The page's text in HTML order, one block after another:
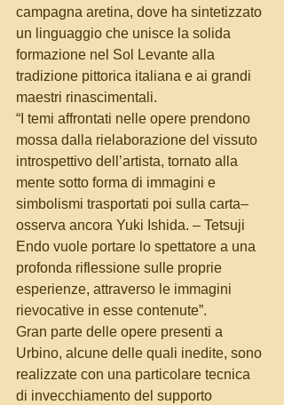
campagna aretina, dove ha sintetizzato
un linguaggio che unisce la solida
formazione nel Sol Levante alla
tradizione pittorica italiana e ai grandi
maestri rinascimentali.
“I temi affrontati nelle opere prendono
mossa dalla rielaborazione del vissuto
introspettivo dell’artista, tornato alla
mente sotto forma di immagini e
simbolismi trasportati poi sulla carta–
osserva ancora Yuki Ishida. – Tetsuji
Endo vuole portare lo spettatore a una
profonda riflessione sulle proprie
esperienze, attraverso le immagini
rievocative in esse contenute”.
Gran parte delle opere presenti a
Urbino, alcune delle quali inedite, sono
realizzate con una particolare tecnica
di invecchiamento del supporto